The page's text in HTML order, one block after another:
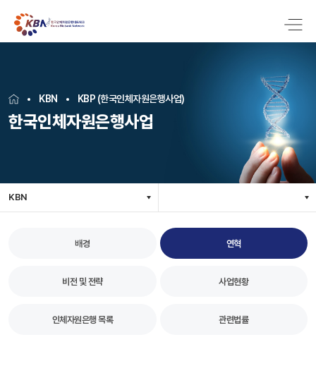
KBN KBP (한국인체자원은행사업)
한국인체자원은행사업
KBN
배경 연혁
비전 및 전략 사업현황
인체자원은행 목록 관련법률